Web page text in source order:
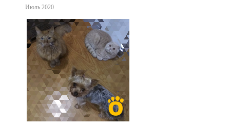
Июль 2020